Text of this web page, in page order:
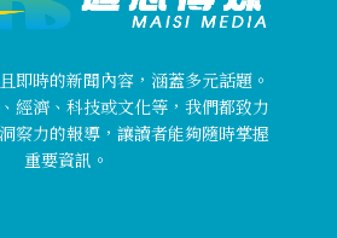
即時的新聞內容，涵蓋多元話題。
經濟、科技或文化等，我們都致力
察力的報導，讓讀者能夠隨時掌握
重要資訊。